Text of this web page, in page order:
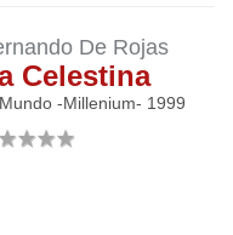
De Rojas
Celestina
-Millenium- 1999